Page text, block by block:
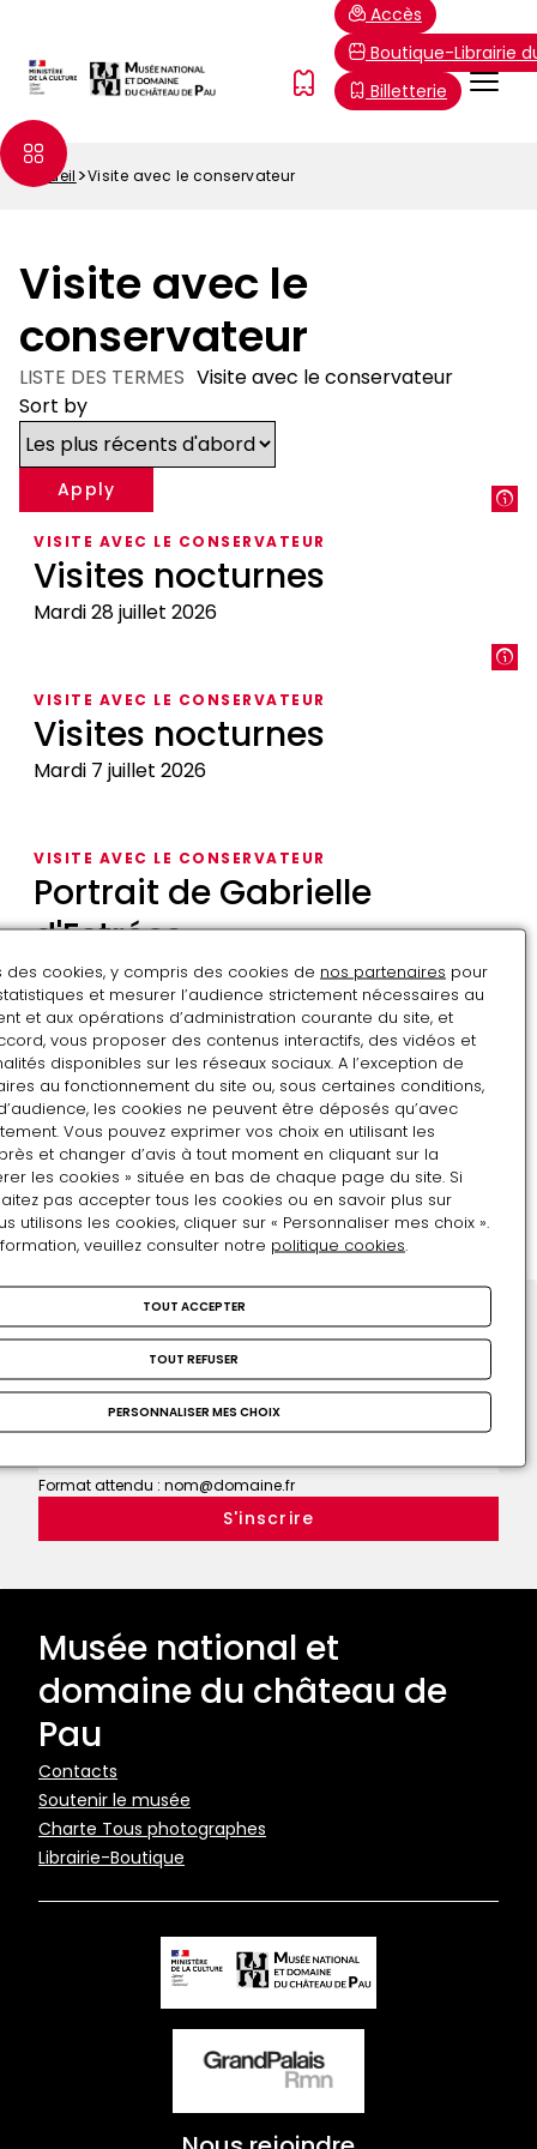
contenu
principal
Menu
FR
Accès
Boutique-Librairie
Billetterie
Fil
Accueil Visite avec le conservateur
Visite avec le
conservateur
LISTE DES TERMES Visite avec le conservateur
Sort by
Visites nocturnes
Mardi 28 juillet 2026
VISITE AVEC LE CONSERVATEUR
Visites nocturnes
Mardi 7 juillet 2026
VISITE AVEC LE CONSERVATEUR
Portrait de Gabrielle
d'Estrées
31 décembre 2022 1h
VISITE AVEC LE CONSERVATEUR
Portrait
de
Gabrielle
d'Estrées
Le temps de Gabrielle
d'Estrées
24 décembre 2022 1h
VISITE AVEC LE CONSERVATEUR
Le
temps
d'EstréesRestons en contact
Inscrivez-vous !
Adresse e-mail
Format attendu : nom@domaine.fr
Musée national et
domaine du château de
Pau
Pied
de
page
Contacts
Soutenir le musée
Charte Tous photographes
Librairie-Boutique
des cookies, y compris des cookies de nos partenaires pour
et mesurer l’audience strictement nécessaires au
et aux opérations d’administration courante du site, et
vous proposer des contenus interactifs, des vidéos et
disponibles sur les réseaux sociaux. A l’exception de
au fonctionnement du site ou, sous certaines conditions,
les cookies ne peuvent être déposés qu’avec
Vous pouvez exprimer vos choix en utilisant les
et changer d’avis à tout moment en cliquant sur la
les cookies » située en bas de chaque page du site. Si
pas accepter tous les cookies ou en savoir plus sur
utilisons les cookies, cliquer sur « Personnaliser mes choix ».
veuillez consulter notre politique cookies.
TOUT ACCEPTER
TOUT REFUSER
PERSONNALISER MES CHOIX